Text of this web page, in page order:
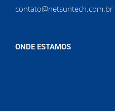
contato@netsuntech.com.br
ONDE ESTAMOS